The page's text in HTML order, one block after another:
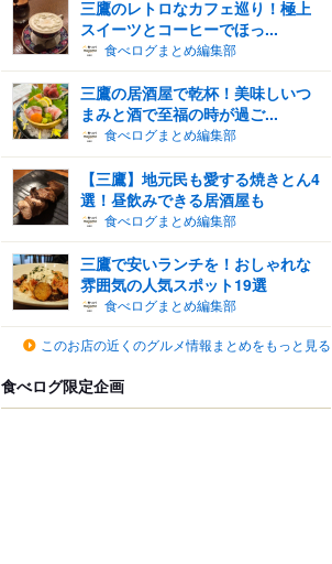
三鷹のレトロなカフェ巡り！極上
スイーツとコーヒーでほっ...
食べログまとめ編集部
三鷹の居酒屋で乾杯！美味しいつ
まみと酒で至福の時が過ご...
食べログまとめ編集部
【三鷹】地元民も愛する焼きとん4
選！昼飲みできる居酒屋も
食べログまとめ編集部
三鷹で安いランチを！おしゃれな
雰囲気の人気スポット19選
食べログまとめ編集部
このお店の近くのグルメ情報まとめをもっと見る
食べログ限定企画